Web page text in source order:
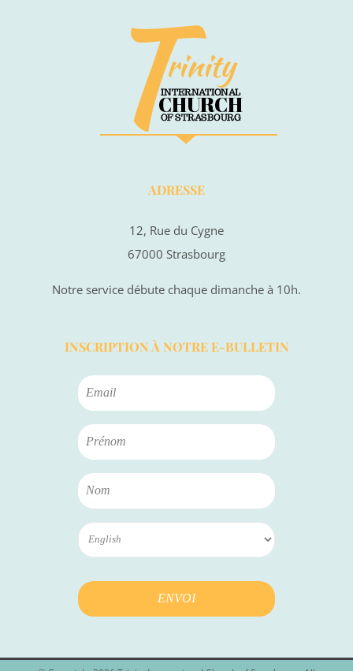
ADRESSE
12, Rue du Cygne
67000 Strasbourg
Notre service débute chaque dimanche à 10h.
INSCRIPTION À NOTRE E-BULLETIN